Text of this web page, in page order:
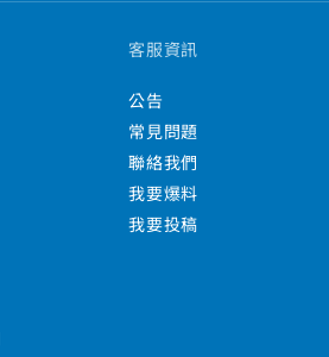
客服資訊
公告
常見問題
聯絡我們
我要爆料
我要投稿